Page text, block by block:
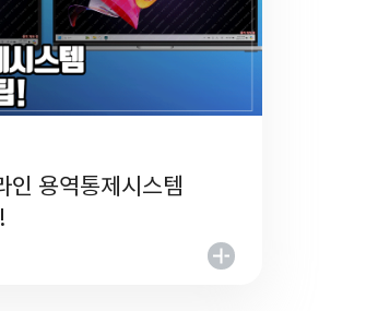
인 용역통제시스템